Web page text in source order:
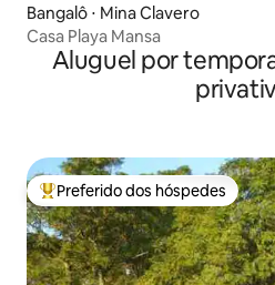
Bangalô ⋅ Mina Clavero
Casa Playa Mansa
Aluguel por
Entre os melhores preferidos
Preferido dos hóspedes